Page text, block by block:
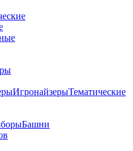
ИгронайзерыТематические
Башни